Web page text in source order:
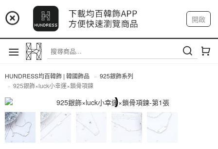
📢 市集預告：9/4-9/6 淡水捷運站
📢 市集預告：9/12-9/13 八里海巡基地
📢 市集預告：8/22-8/23 桃園青埔置地廣場
開啟
註冊 我的帳戶
HUNDRESS均百韓飾 | 韓國飾品
925銀飾系列
925銀飾×luck小幸運×鎖骨項鍊
925銀飾系列